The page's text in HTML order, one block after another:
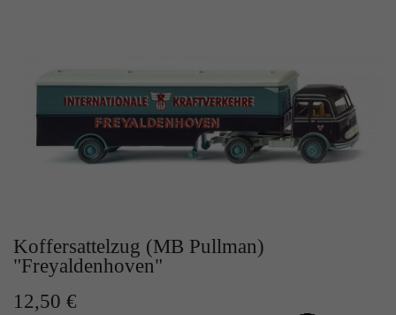
Koffersattelzug (MB Pullman)
"Freyaldenhoven"
12,50 €